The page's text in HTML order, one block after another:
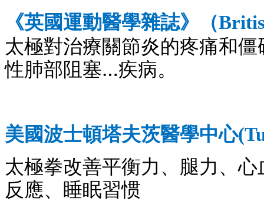
《英國運動醫學雜誌》 （
太極對治療關節炎的疼痛和
性肺部阻塞…疾病。
美國波士頓塔夫茨醫學中心
太極拳改善平衡力、腿力、
反應、睡眠習惯